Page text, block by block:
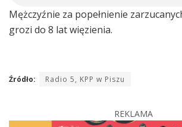
Mężczyźnie za popełnienie
grozi do 8 lat więzienia.
Źródło: Radio 5, KPP w Piszu
REKLAMA